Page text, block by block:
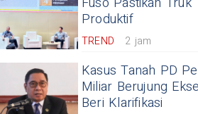
Produktif
TREND 2 jam
Kasus Tanah PD
Miliar Berujung
Beri Klarifikasi